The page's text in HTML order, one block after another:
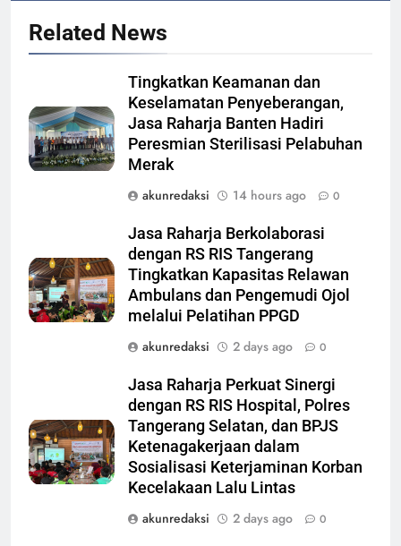
Related News
Tingkatkan Keamanan dan
Keselamatan Penyeberangan,
Jasa Raharja Banten Hadiri
Peresmian Sterilisasi Pelabuhan
Merak
akunredaksi
14 hours ago 0
Jasa Raharja Berkolaborasi
dengan RS RIS Tangerang
Tingkatkan Kapasitas Relawan
Ambulans dan Pengemudi Ojol
melalui Pelatihan PPGD
akunredaksi
2 days ago 0
Jasa Raharja Perkuat Sinergi
dengan RS RIS Hospital, Polres
Tangerang Selatan, dan BPJS
Ketenagakerjaan dalam
Sosialisasi Keterjaminan Korban
Kecelakaan Lalu Lintas
akunredaksi
2 days ago 0